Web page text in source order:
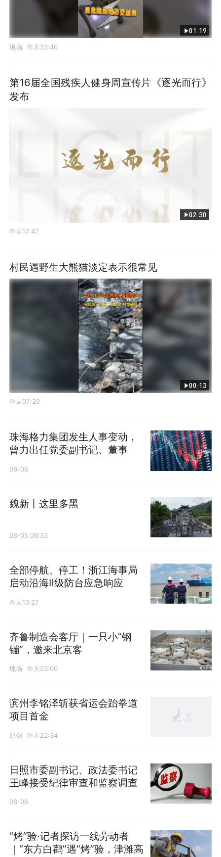
01:19
现场 昨天23:40
第16届全国残疾人健身周宣传片《逐光而行》
发布
02:30
昨天17:47
村民遇野生大熊猫淡定表示很常见
00:13
昨天07:20
珠海格力集团发生人事变动，
曾力出任党委副书记、董事
08-06
魏新丨这里多黑
08-05 09:33
全部停航、停工！浙江海事局
启动沿海Ⅱ级防台应急响应
昨天13:27
齐鲁制造会客厅｜一只小“钢
镚”，邀来北京客
现场 昨天23:00
滨州李铭泽斩获省运会跆拳道
项目首金
原创 昨天22:34
日照市委副书记、政法委书记
王峰接受纪律审查和监察调查
08-06
“烤”验·记者探访一线劳动者
｜“东方白鹳”遇“烤”验，津潍高